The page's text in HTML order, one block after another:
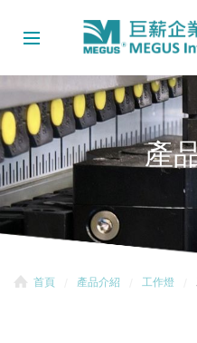
產
首頁 產品介紹 工作燈